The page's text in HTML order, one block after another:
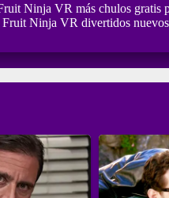
Ninja VR más chulos
Ninja VR divertidos